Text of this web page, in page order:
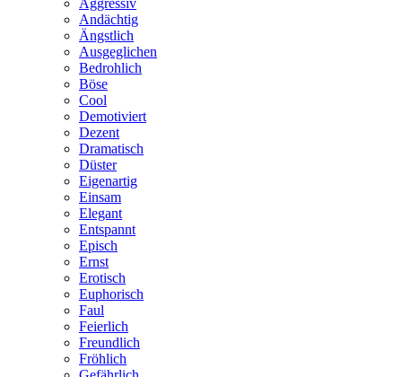
Aggressiv
Andächtig
Ängstlich
Ausgeglichen
Bedrohlich
Böse
Cool
Demotiviert
Dezent
Dramatisch
Düster
Eigenartig
Einsam
Elegant
Entspannt
Episch
Ernst
Erotisch
Euphorisch
Faul
Feierlich
Freundlich
Fröhlich